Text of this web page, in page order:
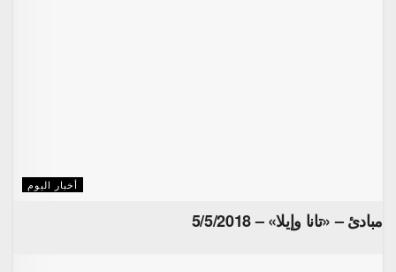
أخبار اليوم
مبادئ – «تانا وإيلا» – 5/5/2018